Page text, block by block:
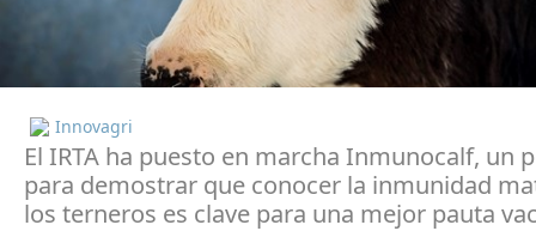
Innovagri
El IRTA ha puesto en marcha Inmunocalf, un
para demostrar que conocer la inmunidad
los terneros es clave para una mejor pauta